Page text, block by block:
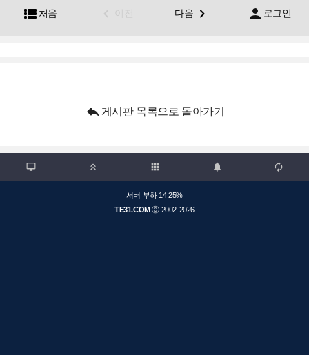
 처음 다음   로그인
 게시판 목록으로 돌아가기
  apps  
서버 부하 14.25%
TE31.COMⓒ 2002-2026